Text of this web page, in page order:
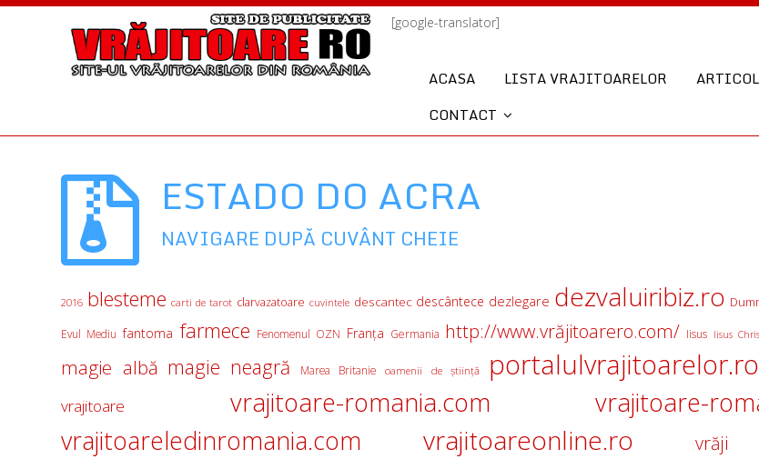
[google-translator]
ACASA LISTA VRAJITOARELOR
CONTACT
ESTADO DO ACRA
NAVIGARE DUPĂ CUVÂNT CHEIE
2016 blesteme carti de tarot clarvazatoare cuvintele descantec descântece dezlegare dezvaluiribiz.ro
Evul Mediu fantoma farmece Fenomenul OZN Franţa Germania http://www.vrăjitoarero.com/ Iisus Iisus
magie albă magie neagră Marea Britanie oamenii de ştiinţă portalulvrajitoarelor.ro
vrajitoare vrajitoare-romania.com
vrajitoare-
vrajitoareledinromania.com
vrajitoareonline.ro vrăji